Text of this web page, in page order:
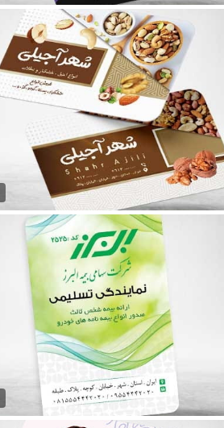
کارت ویزیت آجیل و خشکبار psd
79,000 تومان
کارت ویزیت خدمات بیمه
79,000 تومان